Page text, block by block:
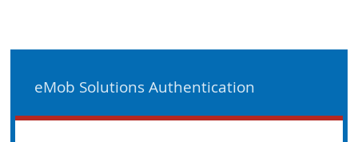
eMob Solutions Authentication